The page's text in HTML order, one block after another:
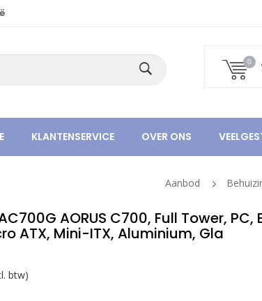
0
KLANTENSERVICE OVER ONS
Aanbod
AORUS C700, Full Tower, PC,
ATX, Mini-ITX, Aluminium, Gla
btw)